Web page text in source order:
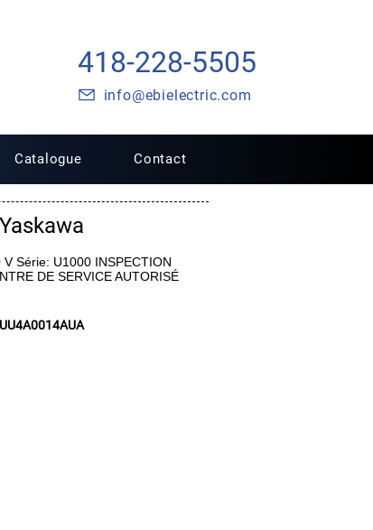
418-228-5505
info@ebielectric.com
Catalogue Contact
Série: U1000 INSPECTION
DE SERVICE AUTORISÉ